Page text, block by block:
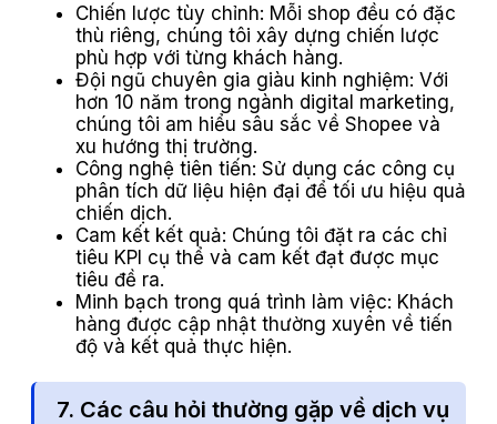
Chiến lược tùy chỉnh: Mỗi shop đều có đặc
thù riêng, chúng tôi xây dựng chiến lược
phù hợp với từng khách hàng.
Đội ngũ chuyên gia giàu kinh nghiệm: Với
hơn 10 năm trong ngành digital marketing,
chúng tôi am hiểu sâu sắc về Shopee và
xu hướng thị trường.
Công nghệ tiên tiến: Sử dụng các công cụ
phân tích dữ liệu hiện đại để tối ưu hiệu quả
chiến dịch.
Cam kết kết quả: Chúng tôi đặt ra các chỉ
tiêu KPI cụ thể và cam kết đạt được mục
tiêu đề ra.
Minh bạch trong quá trình làm việc: Khách
hàng được cập nhật thường xuyên về tiến
độ và kết quả thực hiện.
7. Các câu hỏi thường gặp về dịch vụ